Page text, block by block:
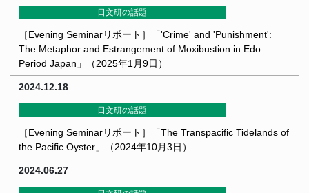
日文研の話題
［Evening Seminarリポート］「'Crime' and 'Punishment':
The Metaphor and Estrangement of Moxibustion in Edo
Period Japan」（2025年1月9日）
2024.12.18
日文研の話題
［Evening Seminarリポート］「The Transpacific Tidelands of
the Pacific Oyster」（2024年10月3日）
2024.06.27